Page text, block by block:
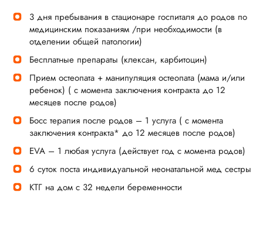
3 дня пребывания в стационаре госпиталя до родов по
медицинским показаниям /при необходимости (в
отделении общей патологии)
Бесплатные препараты (клексан, карбитоцин)
Прием остеопата + манипуляция остеопата (мама и/или
ребенок) ( с момента заключения контракта до 12
месяцев после родов)
Босс терапия после родов – 1 услуга ( с момента
заключения контракта* до 12 месяцев после родов)
EVA – 1 любая услуга (действует год с момента родов)
6 суток поста индивидуальной неонатальной мед сестры
КТГ на дом с 32 недели беременности